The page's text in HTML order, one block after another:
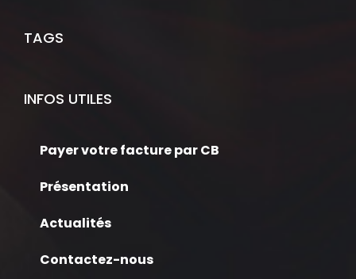
TAGS
INFOS UTILES
Payer votre facture par CB
Présentation
Actualités
Contactez-nous